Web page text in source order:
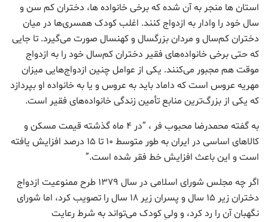
استان ها منجر به آن شده که برخی خانواده ها، دختران کم سن و
سال خود را وادار به ازدواج کنند. اغلب کودک همسری‌ها در میان
دختران کم‌سال و مردان بزرگسال و کهنسال صورت می‌گیرد. تا جایی
كه حتی برخی خانواده‌های فقیر دختران کم‌سال خود را به ازدواج
موقت هم مجبور می‌کنند. یکی از عوامل چنین ازدواج‌هایی میزان
مهریه عروس است که داماد باید به عروس و یا به خانواده او بپردازد
که یکی از بزرگ‌ترین منابع تأمین زندگی خانواده‌های فقیر است.
به گفته محمدرضا محبوب فر ، “در ۴ ماه گذشته قیمت مسکن و
کالاهای اساسی در ایران به طور متوسط ۱۰ تا ۱۵ درصد افزایش یافته
است و این باعث افزایش خط فقر شده است.”
اگر چه مجلس شورای اسلامی در سال ۱۳۷۹ طرح ممنوعیت ازدواج
دختران زیر ۱۵ سال و پسران زیر ۱۸ سال را تصویب کرد، اما شورای
نگهبان آن را رد کرد، و ولیِ کودک می‌تواند به شرط رعایت